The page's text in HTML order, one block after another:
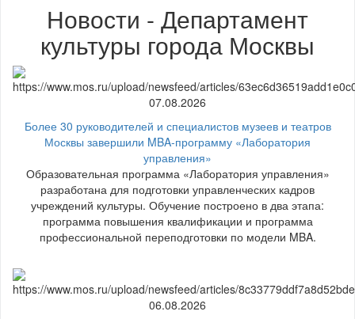
Новости - Департамент
культуры города Москвы
07.08.2026
Более 30 руководителей и специалистов музеев и театров
Москвы завершили MBA-программу «Лаборатория
управления»
Образовательная программа «Лаборатория управления»
разработана для подготовки управленческих кадров
учреждений культуры. Обучение построено в два этапа:
программа повышения квалификации и программа
профессиональной переподготовки по модели MBA.
06.08.2026